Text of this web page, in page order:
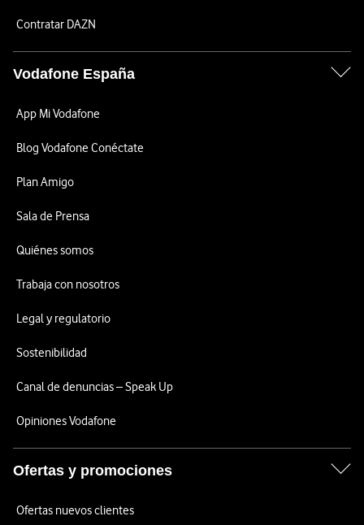
Contratar DAZN
Vodafone España
App Mi Vodafone
Blog Vodafone Conéctate
Plan Amigo
Sala de Prensa
Quiénes somos
Trabaja con nosotros
Legal y regulatorio
Sostenibilidad
Canal de denuncias – Speak Up
Opiniones Vodafone
Ofertas y promociones
Ofertas nuevos clientes